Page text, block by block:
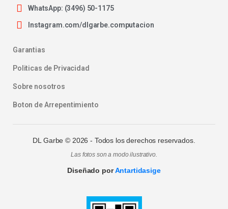
WhatsApp: (3496) 50-1175
Instagram.com/dlgarbe.computacion
Garantias
Politicas de Privacidad
Sobre nosotros
Boton de Arrepentimiento
DL Garbe © 2026 - Todos los derechos reservados.
Las fotos son a modo ilustrativo.
Diseñado porAntartidasige